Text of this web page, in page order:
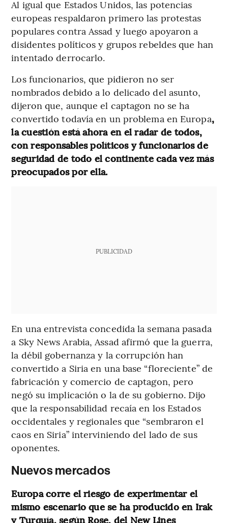
Al igual que Estados Unidos, las potencias
europeas respaldaron primero las protestas
populares contra Assad y luego apoyaron a
disidentes políticos y grupos rebeldes que han
intentado derrocarlo.
Los funcionarios, que pidieron no ser
nombrados debido a lo delicado del asunto,
dijeron que, aunque el captagon no se ha
convertido todavía en un problema en Europa,
la cuestión está ahora en el radar de todos,
con responsables políticos y funcionarios de
seguridad de todo el continente cada vez más
preocupados por ella.
PUBLICIDAD
En una entrevista concedida la semana pasada
a Sky News Arabia, Assad afirmó que la guerra,
la débil gobernanza y la corrupción han
convertido a Siria en una base “floreciente” de
fabricación y comercio de captagon, pero
negó su implicación o la de su gobierno. Dijo
que la responsabilidad recaía en los Estados
occidentales y regionales que “sembraron el
caos en Siria” interviniendo del lado de sus
oponentes.
Nuevos mercados
Europa corre el riesgo de experimentar el
mismo escenario que se ha producido en Irak
y Turquía, según Rose, del New Lines